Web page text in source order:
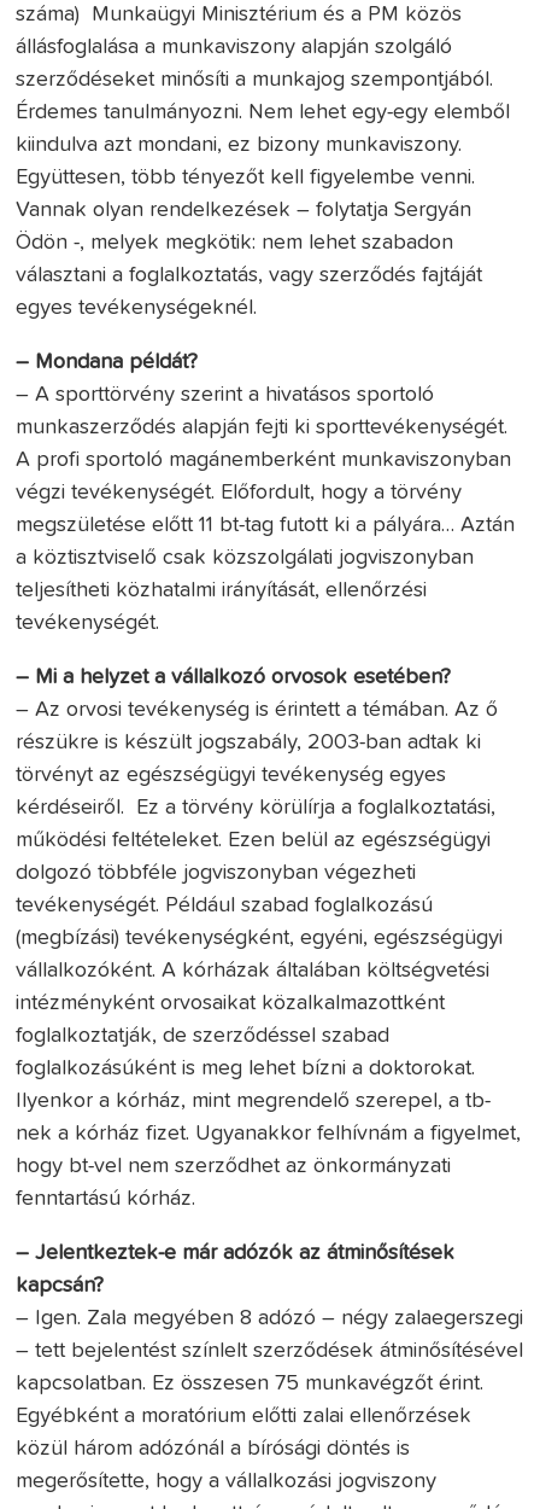
száma) Munkaügyi Minisztérium és a PM közös
állásfoglalása a munkaviszony alapján szolgáló
szerződéseket minősíti a munkajog szempontjából.
Érdemes tanulmányozni. Nem lehet egy-egy elemből
kiindulva azt mondani, ez bizony munkaviszony.
Együttesen, több tényezőt kell figyelembe venni.
Vannak olyan rendelkezések – folytatja Sergyán
Ödön -, melyek megkötik: nem lehet szabadon
választani a foglalkoztatás, vagy szerződés fajtáját
egyes tevékenységeknél.
– Mondana példát?
– A sporttörvény szerint a hivatásos sportoló
munkaszerződés alapján fejti ki sporttevékenységét.
A profi sportoló magánemberként munkaviszonyban
végzi tevékenységét. Előfordult, hogy a törvény
megszületése előtt 11 bt-tag futott ki a pályára… Aztán
a köztisztviselő csak közszolgálati jogviszonyban
teljesítheti közhatalmi irányítását, ellenőrzési
tevékenységét.
– Mi a helyzet a vállalkozó orvosok esetében?
– Az orvosi tevékenység is érintett a témában. Az ő
részükre is készült jogszabály, 2003-ban adtak ki
törvényt az egészségügyi tevékenység egyes
kérdéseiről. Ez a törvény körülírja a foglalkoztatási,
működési feltételeket. Ezen belül az egészségügyi
dolgozó többféle jogviszonyban végezheti
tevékenységét. Például szabad foglalkozású
(megbízási) tevékenységként, egyéni, egészségügyi
vállalkozóként. A kórházak általában költségvetési
intézményként orvosaikat közalkalmazottként
foglalkoztatják, de szerződéssel szabad
foglalkozásúként is meg lehet bízni a doktorokat.
Ilyenkor a kórház, mint megrendelő szerepel, a tb-
nek a kórház fizet. Ugyanakkor felhívnám a figyelmet,
hogy bt-vel nem szerződhet az önkormányzati
fenntartású kórház.
– Jelentkeztek-e már adózók az átminősítések
kapcsán?
– Igen. Zala megyében 8 adózó – négy zalaegerszegi
– tett bejelentést színlelt szerződések átminősítésével
kapcsolatban. Ez összesen 75 munkavégzőt érint.
Egyébként a moratórium előtti zalai ellenőrzések
közül három adózónál a bírósági döntés is
megerősítette, hogy a vállalkozási jogviszony